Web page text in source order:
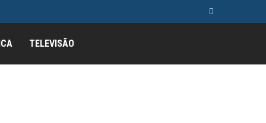
TELEVISÃO